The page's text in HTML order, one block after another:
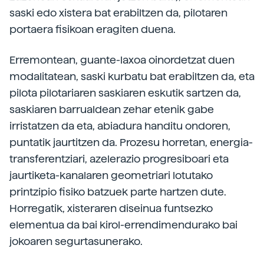
saski edo xistera bat erabiltzen da, pilotaren
portaera fisikoan eragiten duena.
Erremontean, guante-laxoa oinordetzat duen
modalitatean, saski kurbatu bat erabiltzen da, eta
pilota pilotariaren saskiaren eskutik sartzen da,
saskiaren barrualdean zehar etenik gabe
irristatzen da eta, abiadura handitu ondoren,
puntatik jaurtitzen da. Prozesu horretan, energia-
transferentziari, azelerazio progresiboari eta
jaurtiketa-kanalaren geometriari lotutako
printzipio fisiko batzuek parte hartzen dute.
Horregatik, xisteraren diseinua funtsezko
elementua da bai kirol-errendimendurako bai
jokoaren segurtasunerako.